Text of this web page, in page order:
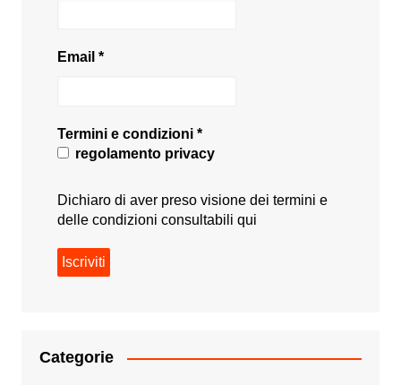
Email *
Termini e condizioni *
regolamento privacy
Dichiaro di aver preso visione dei termini e
delle condizioni consultabili qui
Categorie